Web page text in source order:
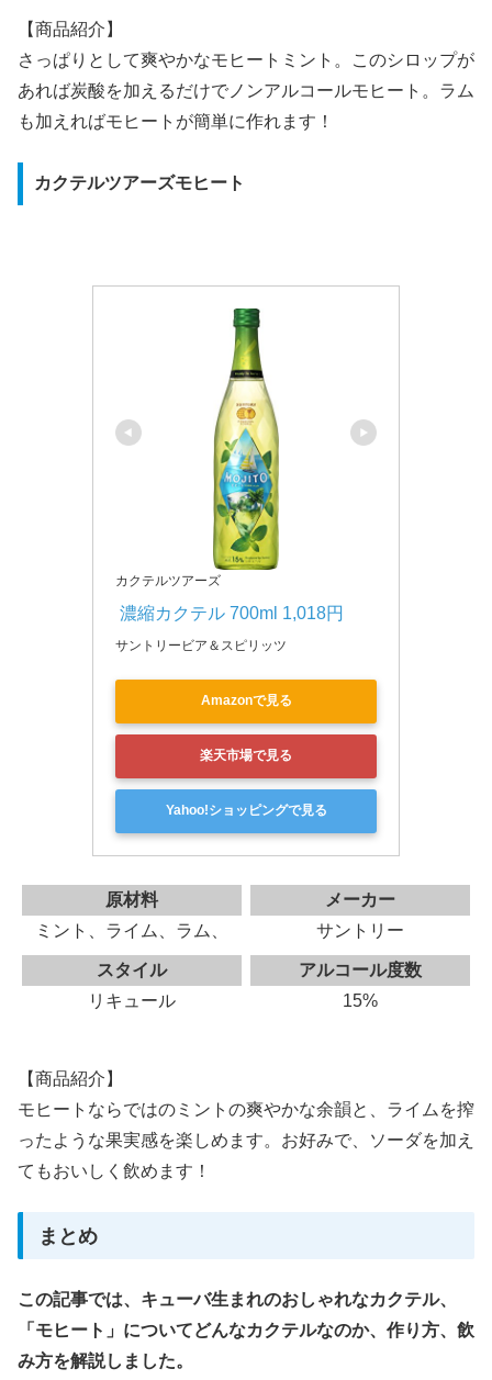
【商品紹介】
さっぱりとして爽やかなモヒートミント。このシロップが
あれば炭酸を加えるだけでノンアルコールモヒート。ラム
も加えればモヒートが簡単に作れます！
カクテルツアーズモヒート
カクテルツアーズ
濃縮カクテル 700ml 1,018円
サントリービア＆スピリッツ
Amazonで見る
楽天市場で見る
Yahoo!ショッピングで見る
原材料
ミント、ライム、ラム、
メーカー
サントリー
スタイル
リキュール
アルコール度数
15%
【商品紹介】
モヒートならではのミントの爽やかな余韻と、ライムを搾
ったような果実感を楽しめます。お好みで、ソーダを加え
てもおいしく飲めます！
まとめ
この記事では、キューバ生まれのおしゃれなカクテル、
「モヒート」についてどんなカクテルなのか、作り方、飲
み方を解説しました。